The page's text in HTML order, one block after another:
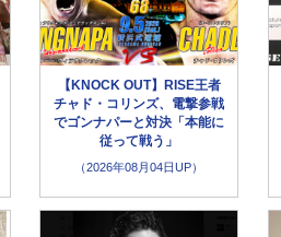
【KNOCK OUT】RISE王者
チャド・コリンズ、電撃参戦
でゴンナパーと対決「本能に
従って戦う」
（2026年08月04日UP）